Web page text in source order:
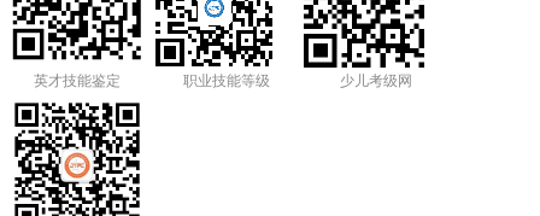
英才技能鉴定 职业技能等级 少儿考级网